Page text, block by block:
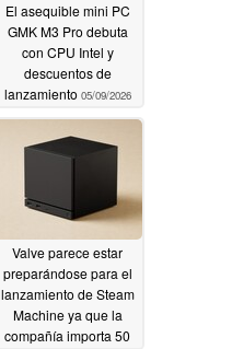
El asequible mini PC
GMK M3 Pro debuta
con CPU Intel y
descuentos de
lanzamiento 05/09/2026
Valve parece estar
preparándose para el
lanzamiento de Steam
Machine ya que la
compañía importa 50